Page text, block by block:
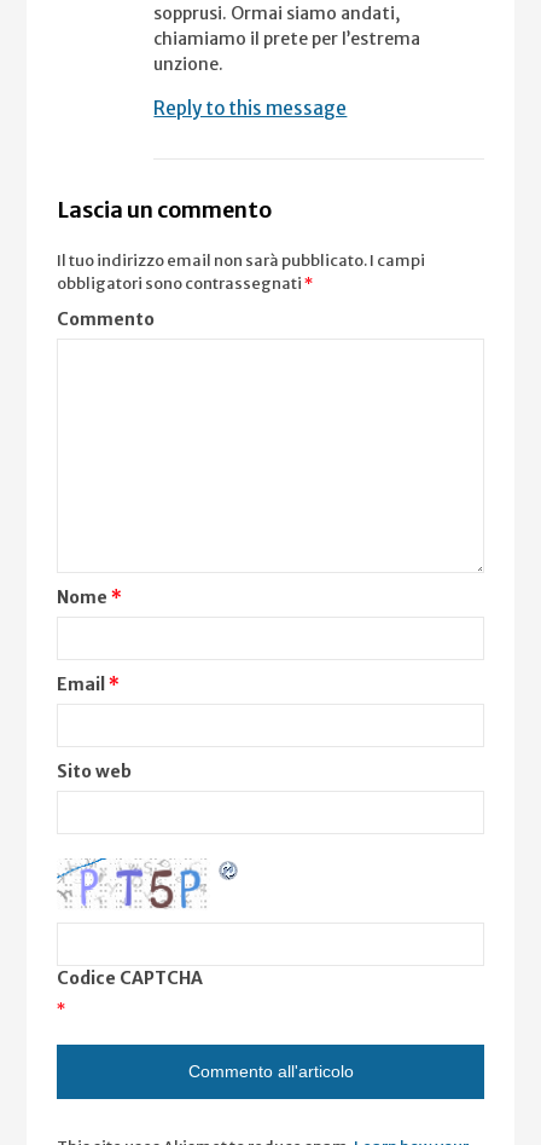
sopprusi. Ormai siamo andati,
chiamiamo il prete per l’estrema
unzione.
Reply to this message
Lascia un commento
Il tuo indirizzo email non sarà pubblicato.I campi
obbligatori sono contrassegnati*
Commento
Nome*
Email*
Sito web
Codice CAPTCHA
*